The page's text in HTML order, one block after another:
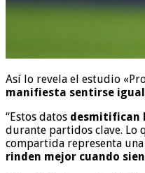
Así lo revela el estudio
manifiesta sentirse
“Estos datos desmitifican
durante partidos clave. Lo
compartida representa
rinden mejor cuando